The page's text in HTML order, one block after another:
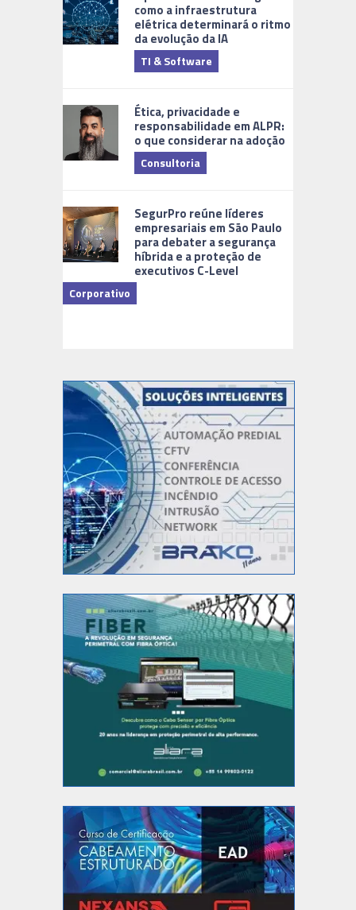
como a infraestrutura
elétrica determinará o ritmo
da evolução da IA
TI & Software
Ética, privacidade e
responsabilidade em ALPR:
o que considerar na adoção
Consultoria
SegurPro reúne líderes
empresariais em São Paulo
para debater a segurança
híbrida e a proteção de
executivos C-Level
Corporativo